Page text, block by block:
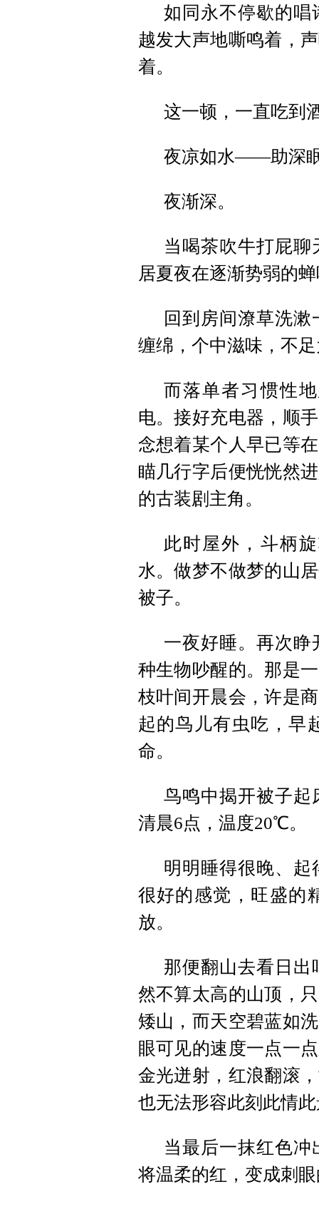
如同永不停歇的唱
越发大声地嘶鸣着，
着。
这一顿，一直吃到
夜凉如水——助深
夜渐深。
当喝茶吹牛打屁
居夏夜在逐渐势弱的
回到房间潦草洗
缠绵，个中滋味，不
而落单者习惯性
电。接好充电器，顺
念想着某个人早已等
瞄几行字后便恍恍然
的古装剧主角。
此时屋外，斗柄
水。做梦不做梦的山
被子。
一夜好睡。再次
种生物吵醒的。那是
枝叶间开晨会，许是
起的鸟儿有虫吃，早
命。
鸟鸣中揭开被子起
清晨6点，温度20℃。
明明睡得很晚、
很好的感觉，旺盛的
放。
那便翻山去看日
然不算太高的山顶，
矮山，而天空碧蓝如
眼可见的速度一点一
金光迸射，红浪翻滚
也无法形容此刻此情
当最后一抹红色
将温柔的红，变成刺